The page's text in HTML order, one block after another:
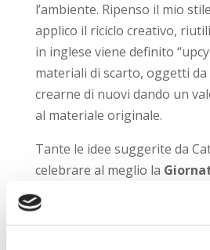
l’ambiente. Ripenso il mio
applico il riciclo creativo,
in inglese viene definito
materiali di scarto, oggetti
crearne di nuovi dando un
al materiale originale.
Tante le idee suggerite da
celebrare al meglio la
del risparmio:
Ri-fiuto la plastica.